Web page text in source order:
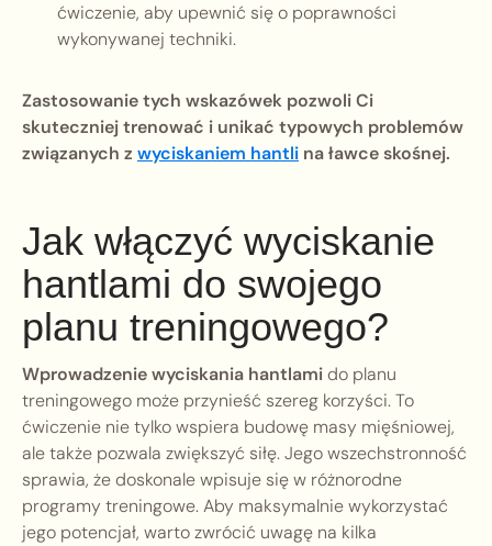
ćwiczenie, aby upewnić się o poprawności
wykonywanej techniki.
Zastosowanie tych wskazówek pozwoli Ci
skuteczniej trenować i unikać typowych problemów
związanych z wyciskaniem hantli na ławce skośnej.
Jak włączyć wyciskanie
hantlami do swojego
planu treningowego?
Wprowadzenie wyciskania hantlamido planu
treningowego może przynieść szereg korzyści. To
ćwiczenie nie tylko wspiera budowę masy mięśniowej,
ale także pozwala zwiększyć siłę. Jego wszechstronność
sprawia, że doskonale wpisuje się w różnorodne
programy treningowe. Aby maksymalnie wykorzystać
jego potencjał, warto zwrócić uwagę na kilka